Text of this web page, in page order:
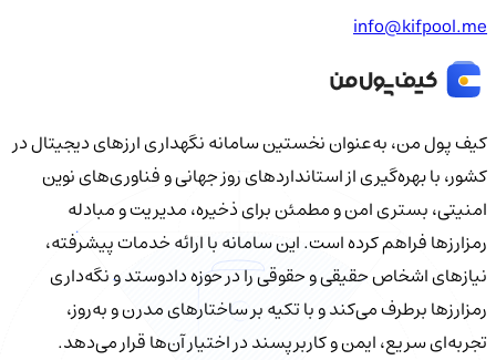
info@kifpool.me
کیف‌ پول من، به‌عنوان نخستین سامانه نگهداری ارزهای دیجیتال در
کشور، با بهره‌گیری از استانداردهای روز جهانی و فناوری‌های نوین
امنیتی، بستری امن و مطمئن برای ذخیره، مدیریت و مبادله
رمزارزها فراهم کرده است. این سامانه با ارائه خدمات پیشرفته،
نیازهای اشخاص حقیقی و حقوقی را در حوزه دادوستد و نگه‌داری
رمزارزها برطرف می‌کند و با تکیه بر ساختارهای مدرن و به‌روز،
تجربه‌ای سریع، ایمن و کاربرپسند در اختیار آن‌ها قرار می‌دهد.